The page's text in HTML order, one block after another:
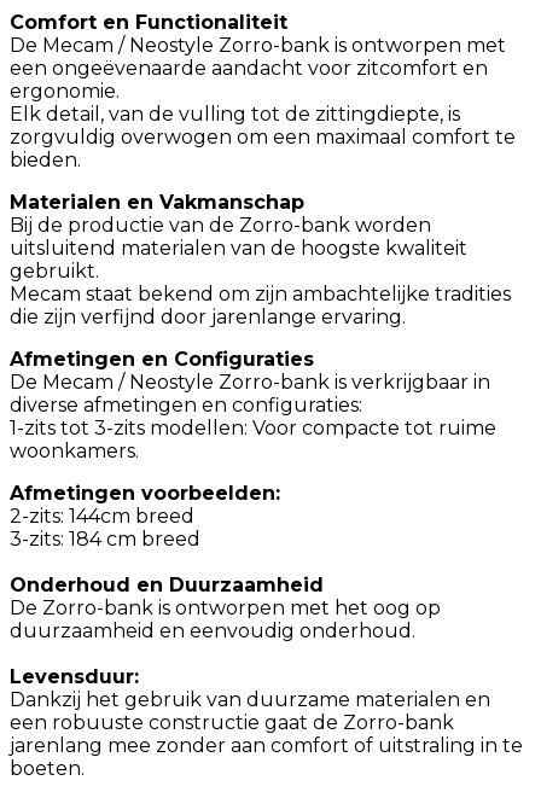
Comfort en Functionaliteit
De Mecam / Neostyle Zorro-bank is ontworpen met
een ongeëvenaarde aandacht voor zitcomfort en
ergonomie.
Elk detail, van de vulling tot de zittingdiepte, is
zorgvuldig overwogen om een maximaal comfort te
bieden.
Materialen en Vakmanschap
Bij de productie van de Zorro-bank worden
uitsluitend materialen van de hoogste kwaliteit
gebruikt.
Mecam staat bekend om zijn ambachtelijke tradities
die zijn verfijnd door jarenlange ervaring.
Afmetingen en Configuraties
De Mecam / Neostyle Zorro-bank is verkrijgbaar in
diverse afmetingen en configuraties:
1-zits tot 3-zits modellen: Voor compacte tot ruime
woonkamers.
Afmetingen voorbeelden:
2-zits: 144cm breed
3-zits: 184 cm breed
Onderhoud en Duurzaamheid
De Zorro-bank is ontworpen met het oog op
duurzaamheid en eenvoudig onderhoud.
Levensduur:
Dankzij het gebruik van duurzame materialen en
een robuuste constructie gaat de Zorro-bank
jarenlang mee zonder aan comfort of uitstraling in te
boeten.